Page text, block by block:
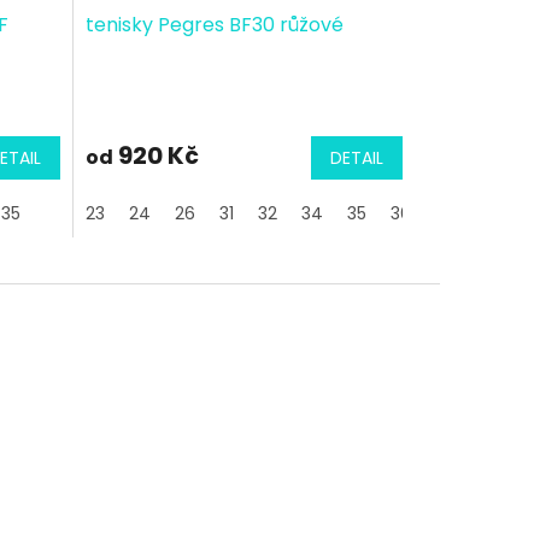
35
tenisky Pegres BF30 růžové
od 920 Kč DETAIL
23 24 26 31 32 34 35 36